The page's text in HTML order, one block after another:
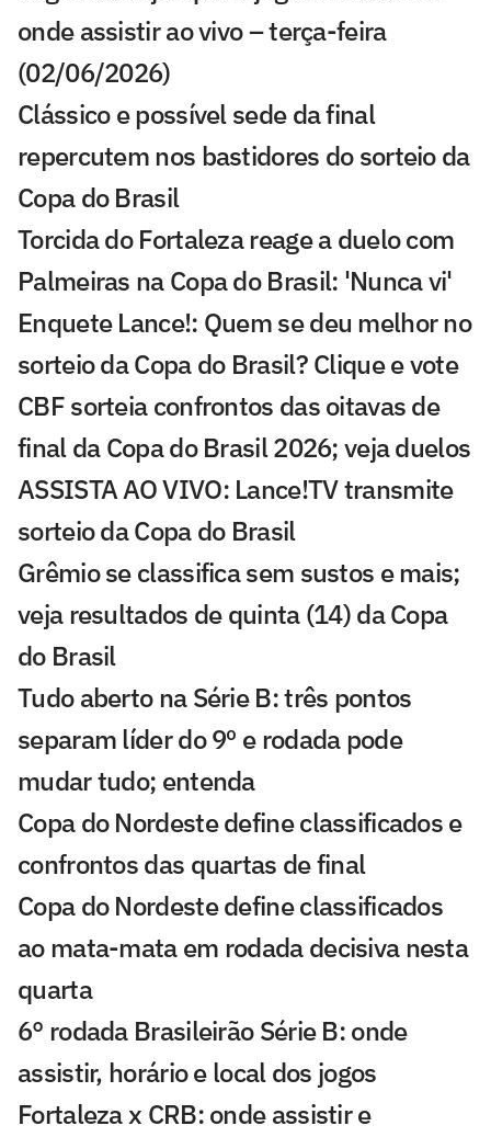
onde assistir ao vivo – terça-feira
(02/06/2026)
Clássico e possível sede da final
repercutem nos bastidores do sorteio da
Copa do Brasil
Torcida do Fortaleza reage a duelo com
Palmeiras na Copa do Brasil: 'Nunca vi'
Enquete Lance!: Quem se deu melhor no
sorteio da Copa do Brasil? Clique e vote
CBF sorteia confrontos das oitavas de
final da Copa do Brasil 2026; veja duelos
ASSISTA AO VIVO: Lance!TV transmite
sorteio da Copa do Brasil
Grêmio se classifica sem sustos e mais;
veja resultados de quinta (14) da Copa
do Brasil
Tudo aberto na Série B: três pontos
separam líder do 9º e rodada pode
mudar tudo; entenda
Copa do Nordeste define classificados e
confrontos das quartas de final
Copa do Nordeste define classificados
ao mata-mata em rodada decisiva nesta
quarta
6° rodada Brasileirão Série B: onde
assistir, horário e local dos jogos
Fortaleza x CRB: onde assistir e